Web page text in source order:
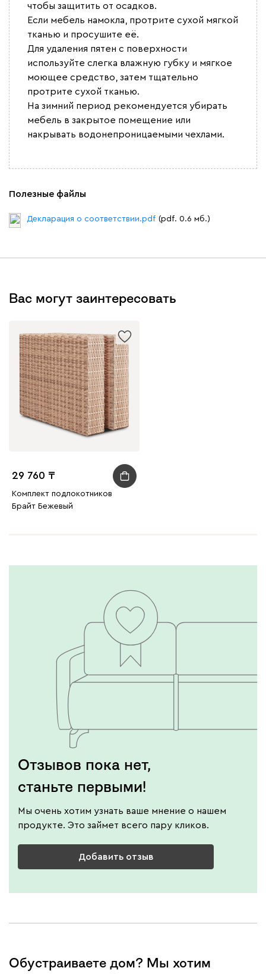
чтобы защитить от осадков.
Если мебель намокла, протрите сухой мягкой
тканью и просушите её.
Для удаления пятен с поверхности
используйте слегка влажную губку и мягкое
моющее средство, затем тщательно
протрите сухой тканью.
На зимний период рекомендуется убирать
мебель в закрытое помещение или
накрывать водонепроницаемыми чехлами.
Полезные файлы
Декларация о соответствии.pdf (pdf. 0.6 мб.)
Вас могут заинтересовать
29 760
Комплект подлокотников
Брайт Бежевый
Отзывов пока нет,
станьте первыми!
Мы очень хотим узнать ваше мнение о нашем
продукте. Это займет всего пару кликов.
Добавить отзыв
Обустраиваете дом? Мы хотим